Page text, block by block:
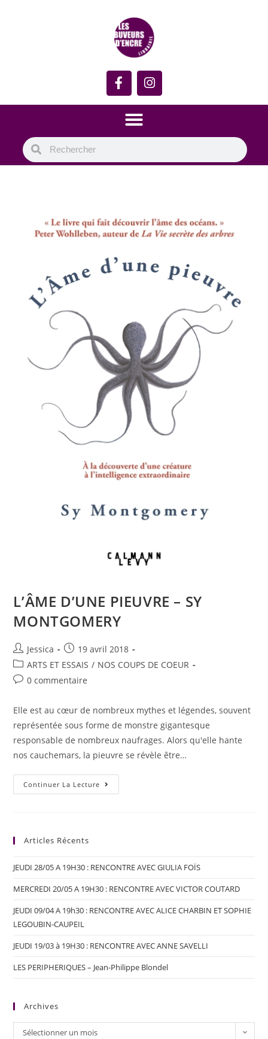
L’ÂME D’UNE PIEUVRE – SY
MONTGOMERY
Jessica
19 avril 2018
ARTS ET ESSAIS / NOS COUPS DE COEUR
0 commentaire
Elle est au cœur de nombreux mythes et légendes, souvent
représentée sous forme de monstre gigantesque
responsable de nombreux naufrages. Alors qu'elle hante
nos cauchemars, la pieuvre se révèle être…
Continuer La Lecture
Articles Récents
JEUDI 28/05 A 19H30 : RENCONTRE AVEC GIULIA FOÏS
MERCREDI 20/05 A 19H30 : RENCONTRE AVEC VICTOR COUTARD
JEUDI 09/04 A 19h30 : RENCONTRE AVEC ALICE CHARBIN ET SOPHIE
LEGOUBIN-CAUPEIL
JEUDI 19/03 à 19H30 : RENCONTRE AVEC ANNE SAVELLI
LES PERIPHERIQUES – Jean-Philippe Blondel
Archives
Sélectionner un mois